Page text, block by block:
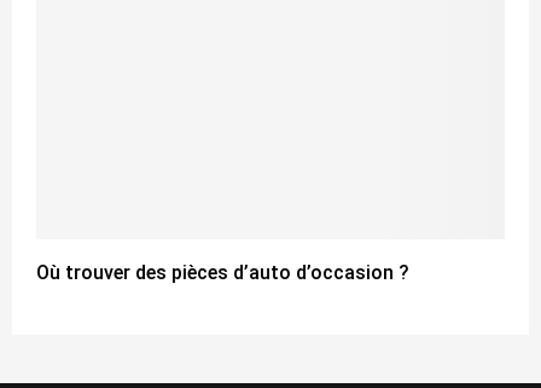
Où trouver des pièces d’auto d’occasion ?